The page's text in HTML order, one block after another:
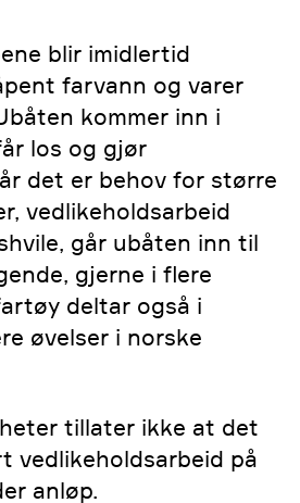
blir imidlertid
farvann og varer
kommer inn i
los og gjør
det er behov for større
vedlikeholdsarbeid
går ubåten inn til
gjerne i flere
deltar også i
øvelser i norske
tillater ikke at det
vedlikeholdsarbeid på
anløp.